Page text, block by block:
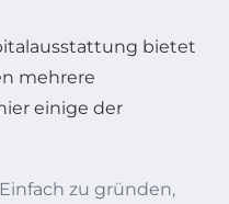
bietet
mehrere
einige der
zu gründen,